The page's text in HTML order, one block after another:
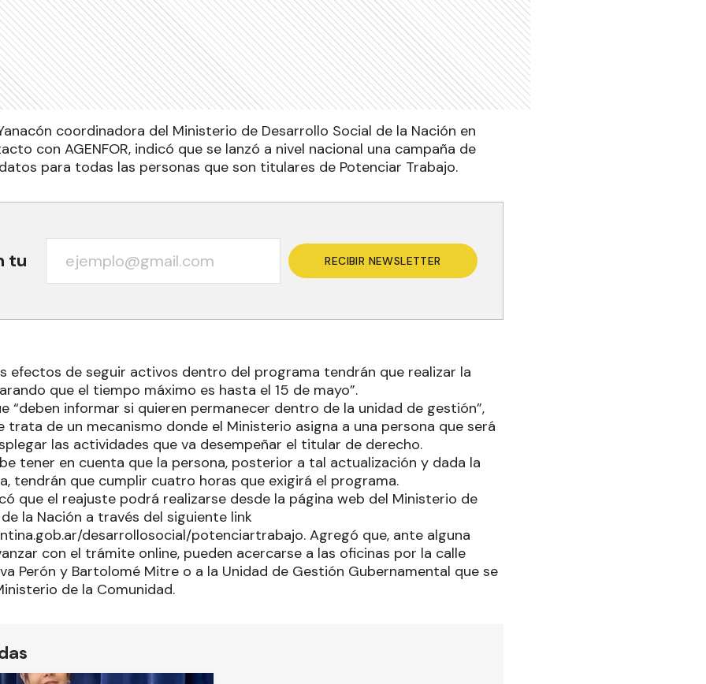
coordinadora del Ministerio de Desarrollo Social de la Nación en
con AGENFOR, indicó que se lanzó a nivel nacional una campaña de
para todas las personas que son titulares de Potenciar Trabajo.
tu RECIBIR NEWSLETTER
efectos de seguir activos dentro del programa tendrán que realizar la
que el tiempo máximo es hasta el 15 de mayo”.
“deben informar si quieren permanecer dentro de la unidad de gestión”,
trata de un mecanismo donde el Ministerio asigna a una persona que será
las actividades que va desempeñar el titular de derecho.
tener en cuenta que la persona, posterior a tal actualización y dada la
tendrán que cumplir cuatro horas que exigirá el programa.
que el reajuste podrá realizarse desde la página web del Ministerio de
la Nación a través del siguiente link
desarrollosocial/potenciartrabajo. Agregó que, ante alguna
con el trámite online, pueden acercarse a las oficinas por la calle
Perón y Bartolomé Mitre o a la Unidad de Gestión Gubernamental que se
de la Comunidad.